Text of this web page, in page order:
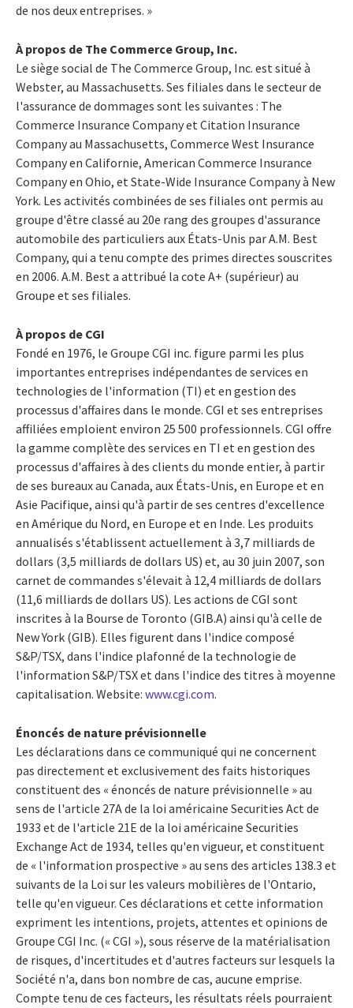
de nos deux entreprises. »
À propos de The Commerce Group, Inc.
Le siège social de The Commerce Group, Inc. est situé à
Webster, au Massachusetts. Ses filiales dans le secteur de
l'assurance de dommages sont les suivantes : The
Commerce Insurance Company et Citation Insurance
Company au Massachusetts, Commerce West Insurance
Company en Californie, American Commerce Insurance
Company en Ohio, et State-Wide Insurance Company à New
York. Les activités combinées de ses filiales ont permis au
groupe d'être classé au 20e rang des groupes d'assurance
automobile des particuliers aux États-Unis par A.M. Best
Company, qui a tenu compte des primes directes souscrites
en 2006. A.M. Best a attribué la cote A+ (supérieur) au
Groupe et ses filiales.
À propos de CGI
Fondé en 1976, le Groupe CGI inc. figure parmi les plus
importantes entreprises indépendantes de services en
technologies de l'information (TI) et en gestion des
processus d'affaires dans le monde. CGI et ses entreprises
affiliées emploient environ 25 500 professionnels. CGI offre
la gamme complète des services en TI et en gestion des
processus d'affaires à des clients du monde entier, à partir
de ses bureaux au Canada, aux États-Unis, en Europe et en
Asie Pacifique, ainsi qu'à partir de ses centres d'excellence
en Amérique du Nord, en Europe et en Inde. Les produits
annualisés s'établissent actuellement à 3,7 milliards de
dollars (3,5 milliards de dollars US) et, au 30 juin 2007, son
carnet de commandes s'élevait à 12,4 milliards de dollars
(11,6 milliards de dollars US). Les actions de CGI sont
inscrites à la Bourse de Toronto (GIB.A) ainsi qu'à celle de
New York (GIB). Elles figurent dans l'indice composé
S&P/TSX, dans l'indice plafonné de la technologie de
l'information S&P/TSX et dans l'indice des titres à moyenne
capitalisation. Website: www.cgi.com.
Énoncés de nature prévisionnelle
Les déclarations dans ce communiqué qui ne concernent
pas directement et exclusivement des faits historiques
constituent des « énoncés de nature prévisionnelle » au
sens de l'article 27A de la loi américaine Securities Act de
1933 et de l'article 21E de la loi américaine Securities
Exchange Act de 1934, telles qu'en vigueur, et constituent
de « l'information prospective » au sens des articles 138.3 et
suivants de la Loi sur les valeurs mobilières de l'Ontario,
telle qu'en vigueur. Ces déclarations et cette information
expriment les intentions, projets, attentes et opinions de
Groupe CGI Inc. (« CGI »), sous réserve de la matérialisation
de risques, d'incertitudes et d'autres facteurs sur lesquels la
Société n'a, dans bon nombre de cas, aucune emprise.
Compte tenu de ces facteurs, les résultats réels pourraient